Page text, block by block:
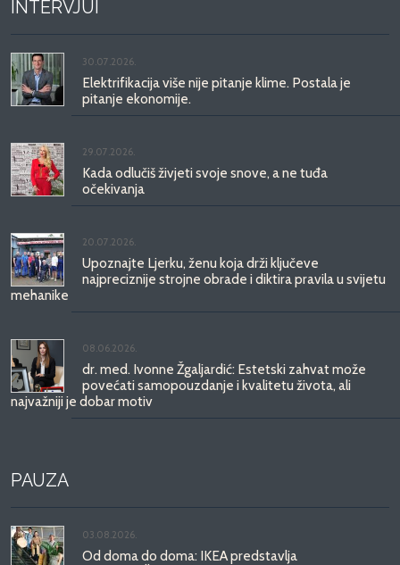
INTERVJUI
30.07.2026.
Elektrifikacija više nije pitanje klime. Postala je
pitanje ekonomije.
29.07.2026.
Kada odlučiš živjeti svoje snove, a ne tuđa
očekivanja
20.07.2026.
Upoznajte Ljerku, ženu koja drži ključeve
najpreciznije strojne obrade i diktira pravila u svijetu
mehanike
08.06.2026.
dr. med. Ivonne Žgaljardić: Estetski zahvat može
povećati samopouzdanje i kvalitetu života, ali
najvažniji je dobar motiv
PAUZA
03.08.2026.
Od doma do doma: IKEA predstavlja